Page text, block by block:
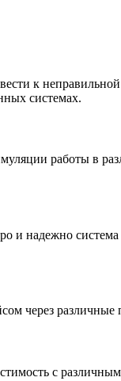
к
системах.
работы в
и надежно
через различные
с